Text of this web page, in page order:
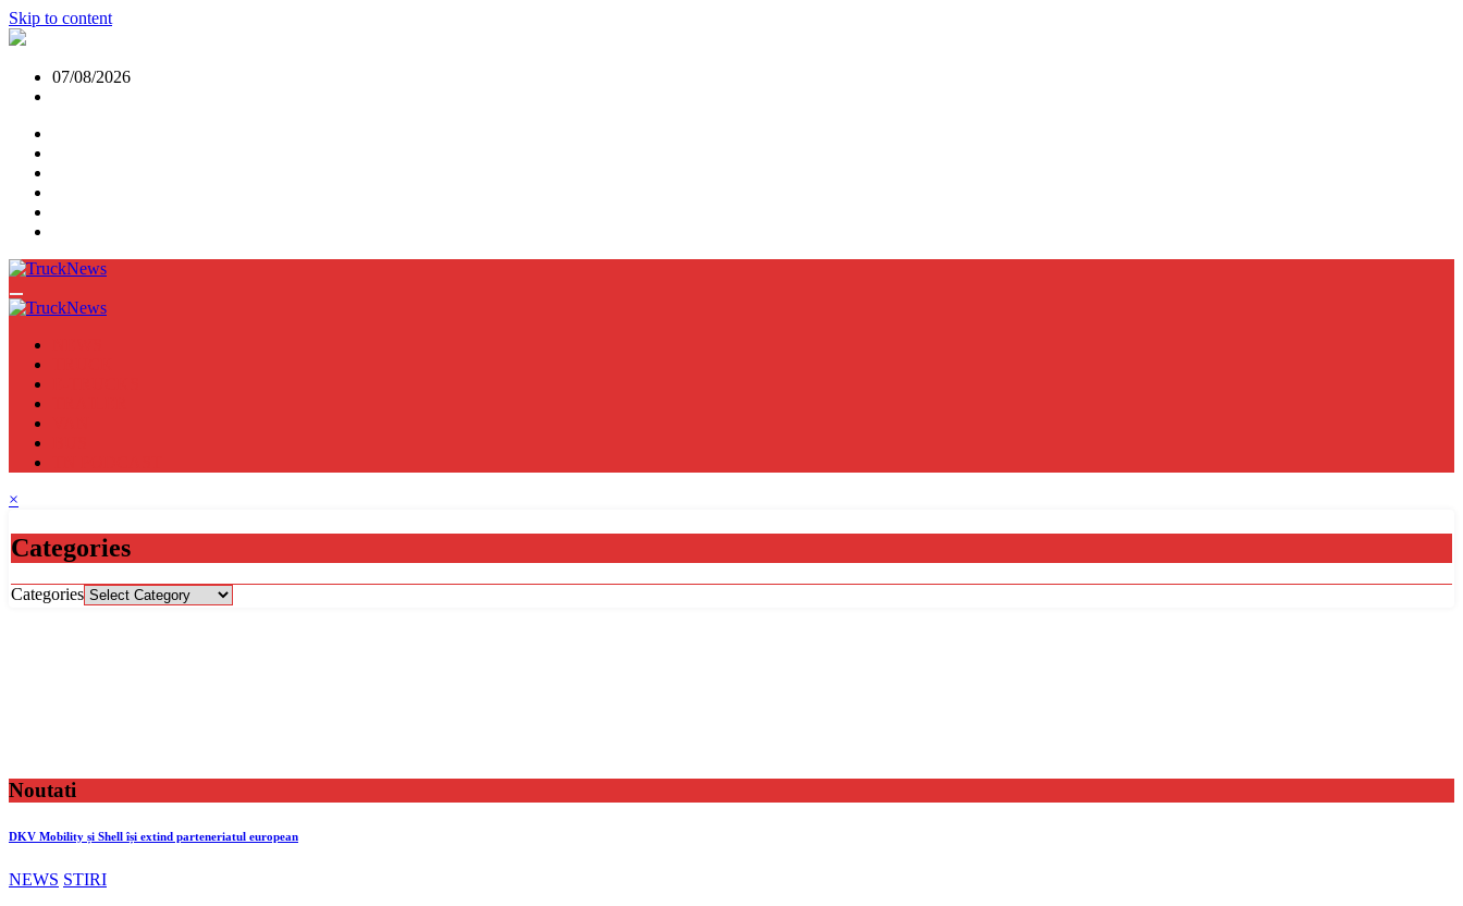
Skip to content
07/08/2026
×
Categories
Categories
Noutati
DKV Mobility și Shell își extind parteneriatul european
NEWS STIRI